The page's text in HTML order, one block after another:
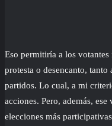
Eso permitiría a los
protesta o desencanto,
partidos. Lo cual, a mi
acciones. Pero, además,
elecciones más